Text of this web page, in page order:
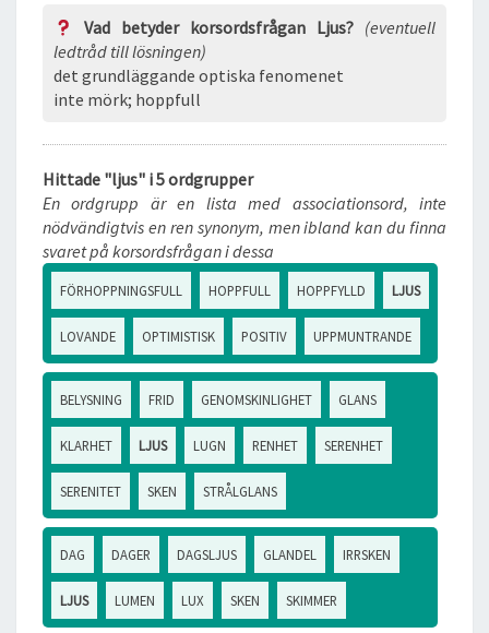
Vad betyder korsordsfrågan Ljus? (eventuell
ledtråd till lösningen)
det grundläggande optiska fenomenet
inte mörk; hoppfull
Hittade "ljus" i 5 ordgrupper
En ordgrupp är en lista med associationsord, inte
nödvändigtvis en ren synonym, men ibland kan du finna
svaret på korsordsfrågan i dessa
FÖRHOPPNINGSFULL HOPPFULL HOPPFYLLD LJUS
LOVANDE OPTIMISTISK POSITIV UPPMUNTRANDE
BELYSNING FRID GENOMSKINLIGHET GLANS
KLARHET LJUS LUGN RENHET SERENHET
SERENITET SKEN STRÅLGLANS
DAG DAGER DAGSLJUS GLANDEL IRRSKEN
LJUS LUMEN LUX SKEN SKIMMER